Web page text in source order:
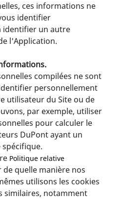
ces informations ne
identifier
identifier un autre
l'Application.
compilées ne sont
personnellement
utilisateur du Site ou de
par exemple, utiliser
pour calculer le
DuPont ayant un
Politique relative
de quelle manière nos
utilisons les cookies
similaires, notamment